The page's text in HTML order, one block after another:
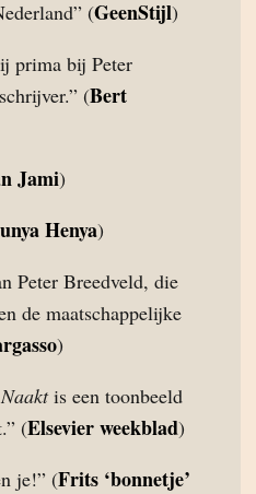
(GeenStijl)
prima bij Peter
(Bert
Jami)
Henya)
Peter Breedveld, die
de maatschappelijke
)
is een toonbeeld
(Elsevier weekblad)
je!” (Frits ‘bonnetje’